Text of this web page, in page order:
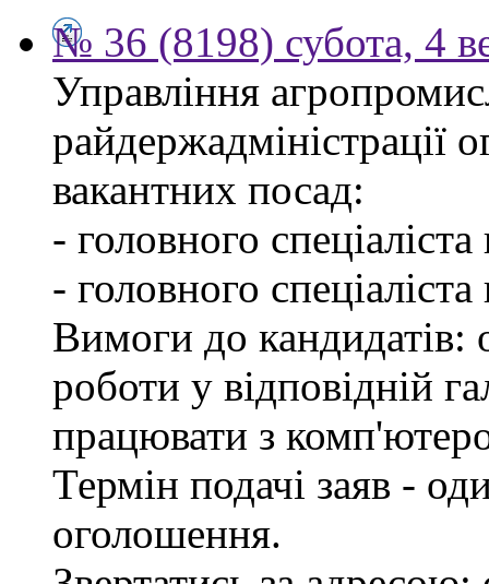
№ 36 (8198) субота, 4
Управління
райдержадміністрації
вакантних посад:
- головного
- головного
Вимоги до кандидатів:
роботи у відповідній
працювати з
Термін подачі заяв -
оголошення.